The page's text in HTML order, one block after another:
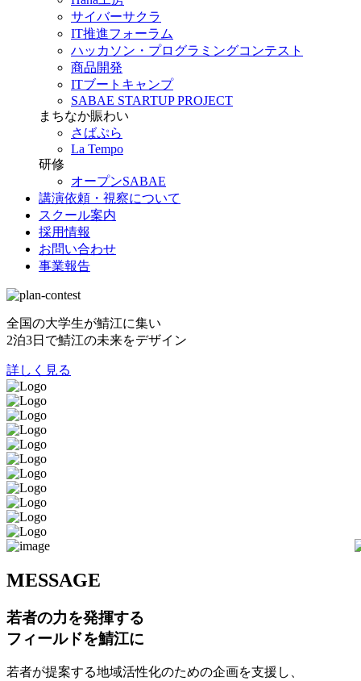
サイバーサクラ
IT推進フォーラム
ハッカソン・プログラミングコンテスト
商品開発
ITブートキャンプ
SABAE STARTUP PROJECT
まちなか賑わい
さばぷら
La Tempo
研修
オープンSABAE
講演依頼・視察について
スクール案内
採用情報
お問い合わせ
事業報告
全国の大学生が鯖江に集い
2泊3日で鯖江の未来をデザイン
詳しく見る
MESSAGE
若者の力を発揮する
フィールドを鯖江に
若者が提案する地域活性化のための企画を支援し、